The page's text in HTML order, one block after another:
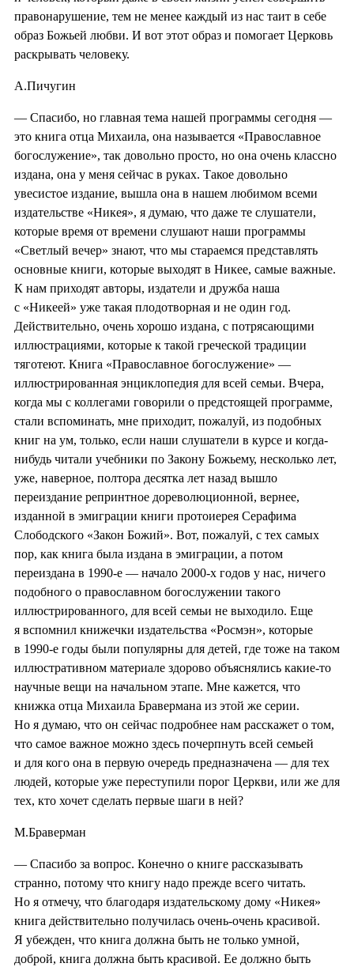
правонарушение, тем не менее каждый из нас таит в себе
образ Божьей любви. И вот этот образ и помогает Церковь
раскрывать человеку.
А.Пичугин
— Спасибо, но главная тема нашей программы сегодня —
это книга отца Михаила, она называется «Православное
богослужение», так довольно просто, но она очень классно
издана, она у меня сейчас в руках. Такое довольно
увесистое издание, вышла она в нашем любимом всеми
издательстве «Никея», я думаю, что даже те слушатели,
которые время от времени слушают наши программы
«Светлый вечер» знают, что мы стараемся представлять
основные книги, которые выходят в Никее, самые важные.
К нам приходят авторы, издатели и дружба наша
с «Никеей» уже такая плодотворная и не один год.
Действительно, очень хорошо издана, с потрясающими
иллюстрациями, которые к такой греческой традиции
тяготеют. Книга «Православное богослужение» —
иллюстрированная энциклопедия для всей семьи. Вчера,
когда мы с коллегами говорили о предстоящей программе,
стали вспоминать, мне приходит, пожалуй, из подобных
книг на ум, только, если наши слушатели в курсе и когда-
нибудь читали учебники по Закону Божьему, несколько лет,
уже, наверное, полтора десятка лет назад вышло
переиздание репринтное дореволюционной, вернее,
изданной в эмиграции книги протоиерея Серафима
Слободского «Закон Божий». Вот, пожалуй, с тех самых
пор, как книга была издана в эмиграции, а потом
переиздана в 1990-е — начало 2000-х годов у нас, ничего
подобного о православном богослужении такого
иллюстрированного, для всей семьи не выходило. Еще
я вспомнил книжечки издательства «Росмэн», которые
в 1990-е годы были популярны для детей, где тоже на таком
иллюстративном материале здорово объяснялись какие-то
научные вещи на начальном этапе. Мне кажется, что
книжка отца Михаила Бравермана из этой же серии.
Но я думаю, что он сейчас подробнее нам расскажет о том,
что самое важное можно здесь почерпнуть всей семьей
и для кого она в первую очередь предназначена — для тех
людей, которые уже переступили порог Церкви, или же для
тех, кто хочет сделать первые шаги в ней?
М.Браверман
— Спасибо за вопрос. Конечно о книге рассказывать
странно, потому что книгу надо прежде всего читать.
Но я отмечу, что благодаря издательскому дому «Никея»
книга действительно получилась очень-очень красивой.
Я убежден, что книга должна быть не только умной,
доброй, книга должна быть красивой. Ее должно быть